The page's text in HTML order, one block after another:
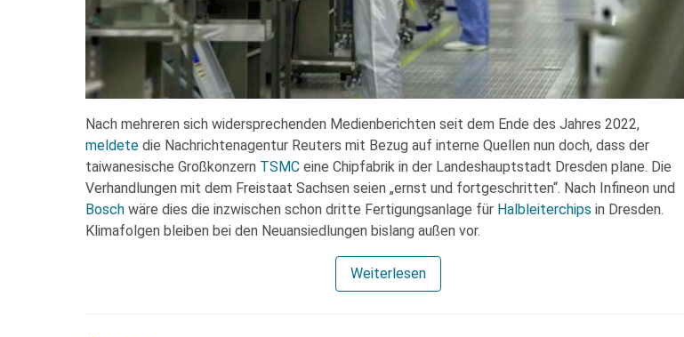
Nach mehreren sich widersprechenden Medienberichten seit dem Ende des Jahres 2022,
meldete die Nachrichtenagentur Reuters mit Bezug auf interne Quellen nun doch, dass der
taiwanesische Großkonzern TSMC eine Chipfabrik in der Landeshauptstadt Dresden plane. Die
Verhandlungen mit dem Freistaat Sachsen seien „ernst und fortgeschritten“. Nach Infineon und
Bosch wäre dies die inzwischen schon dritte Fertigungsanlage für Halbleiterchips in Dresden.
Klimafolgen bleiben bei den Neuansiedlungen bislang außen vor.
Weiterlesen